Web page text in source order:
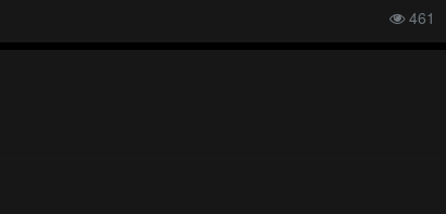
461